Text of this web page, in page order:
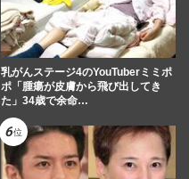
乳がんステージ4のYouTuberミミポ
ポ「腫瘍が皮膚から飛び出してき
た」34歳で余命…